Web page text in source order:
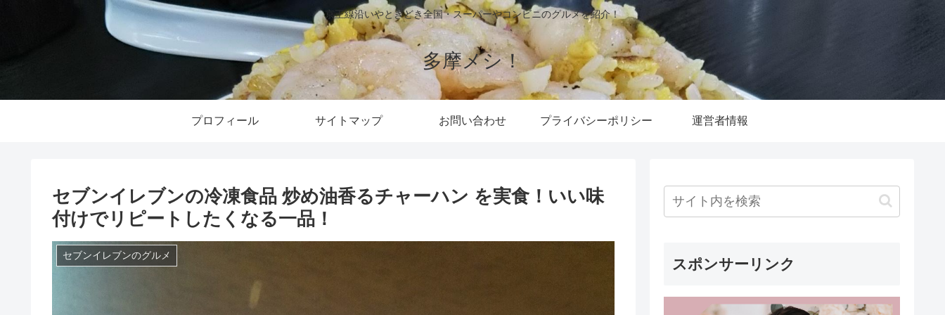
京王線沿いやときどき全国・スーパーやコンビニのグルメを紹介！
多摩メシ！
プロフィール サイトマップ お問い合わせ プライバシーポリシー 運営者情報
セブンイレブンの冷凍食品 炒め油香るチャーハン を実食！いい味
付けでリピートしたくなる一品！
セブンイレブンのグルメ
スポンサーリンク